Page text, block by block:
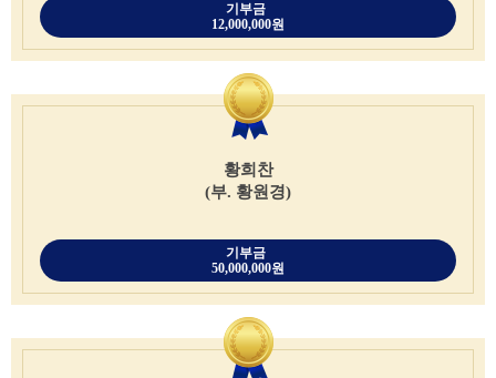
기부금
12,000,000원
황희찬
(부. 황원경)
기부금
50,000,000원